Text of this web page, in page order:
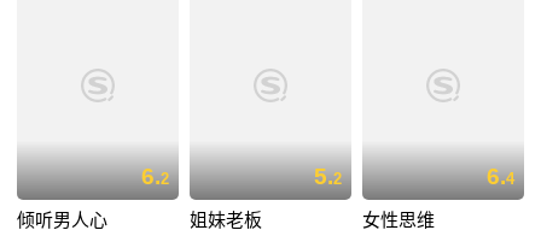
6.2
倾听男人心
5.2
姐妹老板
6.4
女性思维